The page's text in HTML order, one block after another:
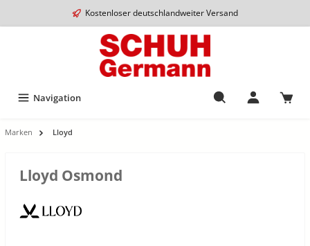
Kostenloser deutschlandweiter Versand
Navigation
Marken Lloyd
Lloyd Osmond